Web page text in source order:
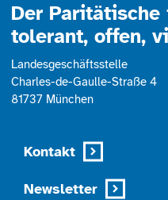
Der
tolerant, offen,
Landesgeschäftsstelle
Charles-de-Gaulle-Straße 4
81737 München
Kontakt
Newsletter